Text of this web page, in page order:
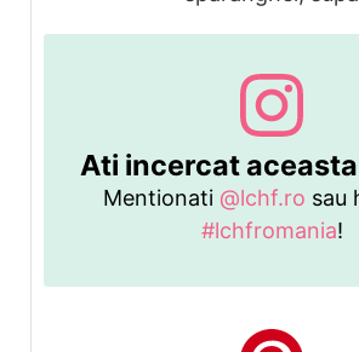
Ati incercat
Mentionati @lchf.ro sau
#lchfromania!